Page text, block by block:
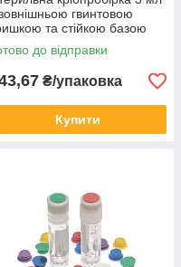
гвинтовою
та стійкою базою
шт/уп)до відправки
₴/упаковка
Купити